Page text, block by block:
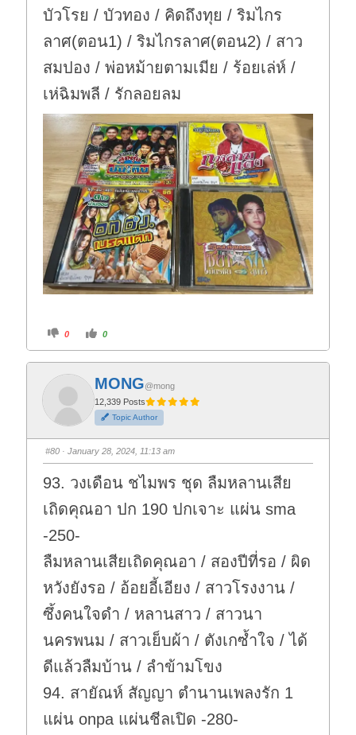
บัวโรย / บัวทอง / คิดถึงทุย / ริมไกร
ลาศ(ตอน1) / ริมไกรลาศ(ตอน2) / สาว
สมปอง / พ่อหม้ายตามเมีย / ร้อยเล่ห์ /
เห่ฉิมพลี / รักลอยลม
C
i
k
f
t
h
m
d
o
n
.
0
C
i
k
o
r
t
h
u
m
u
p
0
MONG@mong
12,339 Posts
Topic Author
#80 · January 28, 2024, 11:13 am
93. วงเดือน ชไมพร ชุด ลืมหลานเสีย
เถิดคุณอา ปก 190 ปกเจาะ แผ่น sma
-250-
ลืมหลานเสียเถิดคุณอา / สองปีที่รอ / ผิด
หวังยังรอ / อ้อยอี้เอียง / สาวโรงงาน /
ซึ้งคนใจดำ / หลานสาว / สาวนา
นครพนม / สาวเย็บผ้า / ตังเกซ้ำใจ / ได้
ดีแล้วลืมบ้าน / ลำข้ามโขง
94. สายัณห์ สัญญา ตำนานเพลงรัก 1
แผ่น onpa แผ่นชีลเปิด -280-